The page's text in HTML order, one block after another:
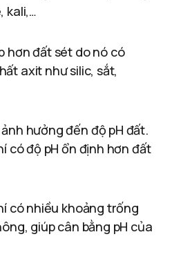
kali,…
hơn đất sét do nó có
axit như silic, sắt,
hưởng đến độ pH đất.
có độ pH ổn định hơn đất
có nhiều khoảng trống
giúp cân bằng pH của